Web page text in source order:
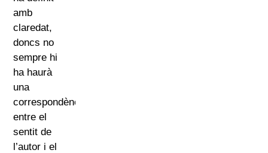
amb
claredat,
doncs no
sempre hi
ha haurà
una
correspondència
entre el
sentit de
l’autor i el